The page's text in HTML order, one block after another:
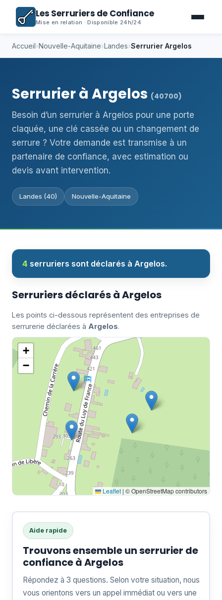
Les Serruriers de Confiance
Mise en relation · Disponible 24h/24
Accueil›Nouvelle-Aquitaine›Landes›Serrurier Argelos
Serrurier à Argelos (40700)
Besoin d’un serrurier à Argelos pour une porte
claquée, une clé cassée ou un changement de
serrure ? Votre demande est transmise à un
partenaire de confiance, avec estimation ou
devis avant intervention.
Landes (40) Nouvelle-Aquitaine
4 serruriers sont déclarés à Argelos.
Serruriers déclarés à Argelos
Les points ci-dessous représentent des entreprises de
serrurerie déclarées à Argelos.
+
−
Leaflet | © OpenStreetMap contributors
Aide rapide
Trouvons ensemble un serrurier de
confiance à Argelos
Répondez à 3 questions. Selon votre situation, nous
vous orientons vers un appel immédiat ou vers une